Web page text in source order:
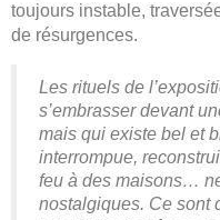
toujours instable,
de résurgences.
Les rituels de
s’embrasser devant
mais qui existe bel et
interrompue,
feu à des maisons…
nostalgiques. Ce sont